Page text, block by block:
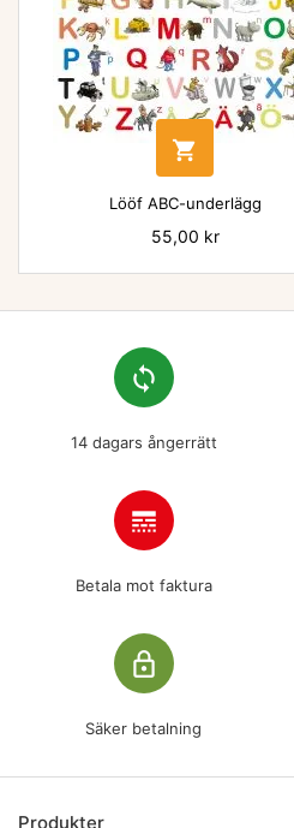

Lööf ABC-underlägg
Pris
55,00 kr
loop
14 dagars ångerrätt
line_style
Betala mot faktura
lock_outline
Säker betalning
Produkter